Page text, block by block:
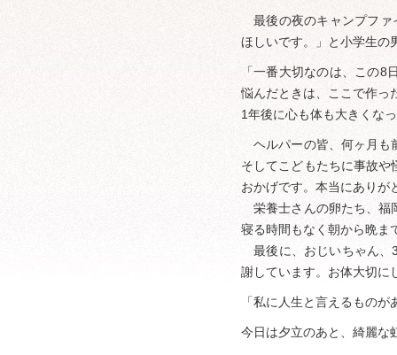
最後の夜のキャンプファ
ほしいです。」と小学生の
「一番大切なのは、この
悩んだときは、ここで作っ
1年後に心も体も大きくな
ヘルパーの皆、何ヶ月も
そしてこどもたちに事故
おかげです。本当にありが
栄養士さんの卵たち、福
寝る時間もなく朝から晩ま
最後に、おじいちゃん、
謝しています。お体大切に
「私に人生と言えるもの
今日は夕立のあと、綺麗な